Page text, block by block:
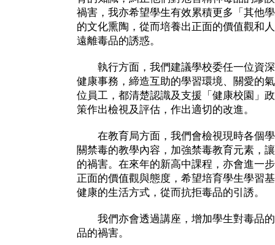
禍害，我亦希望學生有效累積更多「其他
的文化熏陶，從而培養出正面的價值觀和
遠離毒品的誘惑。
執行方面，我們建議學校委任一位資深
健康事務，締造互助的學習環境、關愛的
位員工，都清楚認識及支援「健康校園」
策作出檢視及評估，作出適切的改進。
在教育局方面，我們會檢視現時各個學
關禁毒的教學內容，加強禁毒教育元素，
的禍害。在來年的新高中課程，亦會進一
正面的價值觀與態度，希望培育學生學習
健康的生活方式，從而抗拒毒品的引誘。
我們亦會透過講座，增加學生對毒品的
品的禍害。